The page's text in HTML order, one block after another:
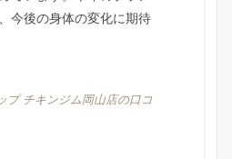
今後の身体の変化に期待
プ チキンジム岡山店の口コ